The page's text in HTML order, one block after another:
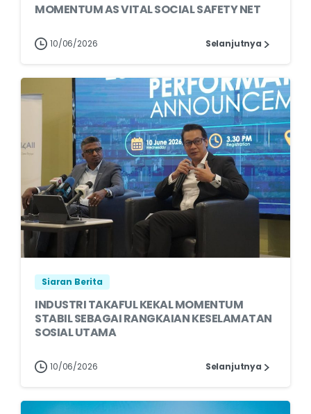
MOMENTUM AS VITAL SOCIAL SAFETY NET
10/06/2026 Selanjutnya
Siaran Berita
INDUSTRI TAKAFUL KEKAL MOMENTUM
STABIL SEBAGAI RANGKAIAN KESELAMATAN
SOSIAL UTAMA
10/06/2026 Selanjutnya